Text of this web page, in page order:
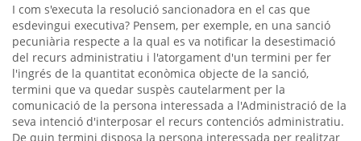
I com s'executa la resolució sancionadora en el cas que
esdevingui executiva? Pensem, per exemple, en una sanció
pecuniària respecte a la qual es va notificar la desestimació
del recurs administratiu i l'atorgament d'un termini per fer
l'ingrés de la quantitat econòmica objecte de la sanció,
termini que va quedar suspès cautelarment per la
comunicació de la persona interessada a l'Administració de la
seva intenció d'interposar el recurs contenciós administratiu.
De quin termini disposa la persona interessada per realitzar